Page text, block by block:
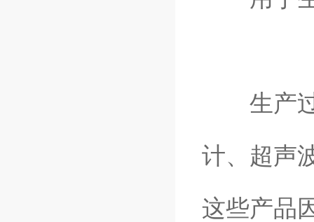
生产过
计、超声
这些产品